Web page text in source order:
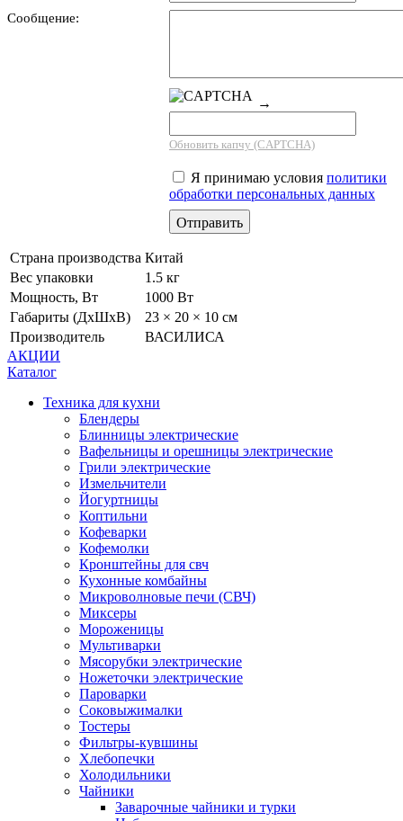
Сообщение:
→
Обновить капчу (CAPTCHA)
Я принимаю условия политики
обработки персональных данных
Страна производства Китай
Вес упаковки
1.5 кг
Мощность, Вт
1000 Вт
Габариты (ДхШхВ)
23 × 20 × 10 см
Производитель
ВАСИЛИСА
АКЦИИ
Каталог
Техника для кухни
Блендеры
Блинницы электрические
Вафельницы и орешницы электрические
Грили электрические
Измельчители
Йогуртницы
Коптильни
Кофеварки
Кофемолки
Кронштейны для свч
Кухонные комбайны
Микроволновые печи (СВЧ)
Миксеры
Мороженицы
Мультиварки
Мясорубки электрические
Ножеточки электрические
Пароварки
Соковыжималки
Тостеры
Фильтры-кувшины
Хлебопечки
Холодильники
Чайники
Заварочные чайники и турки